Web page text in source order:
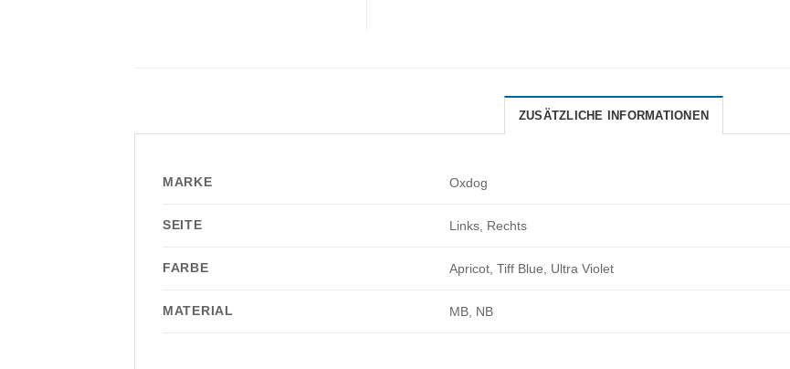
ZUSÄTZLICHE INFORMATIONEN
MARKE Oxdog
SEITE Links, Rechts
FARBE Apricot, Tiff Blue, Ultra Violet
MATERIAL MB, NB